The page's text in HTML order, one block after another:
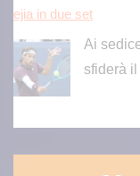
ejia in due set
Ai
sfiderà